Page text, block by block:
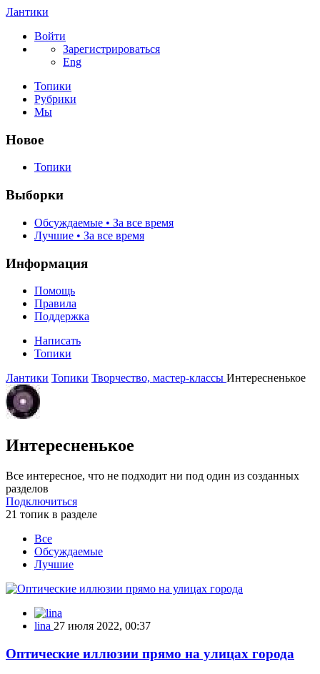
Лантики
Войти
Зарегистрироваться
Eng
Топики
Рубрики
Мы
Новое
Топики
Выборки
Обсуждаемые • За все время
Лучшие • За все время
Информация
Помощь
Правила
Поддержка
Написать
Топики
Лантики Топики Творчество, мастер-классы Интересненькое
Интересненькое
Все интересное, что не подходит ни под один из созданных
разделов
Подключиться
21 топик в разделе
Все
Обсуждаемые
Лучшие
lina 27 июля 2022, 00:37
Оптические иллюзии прямо на улицах города